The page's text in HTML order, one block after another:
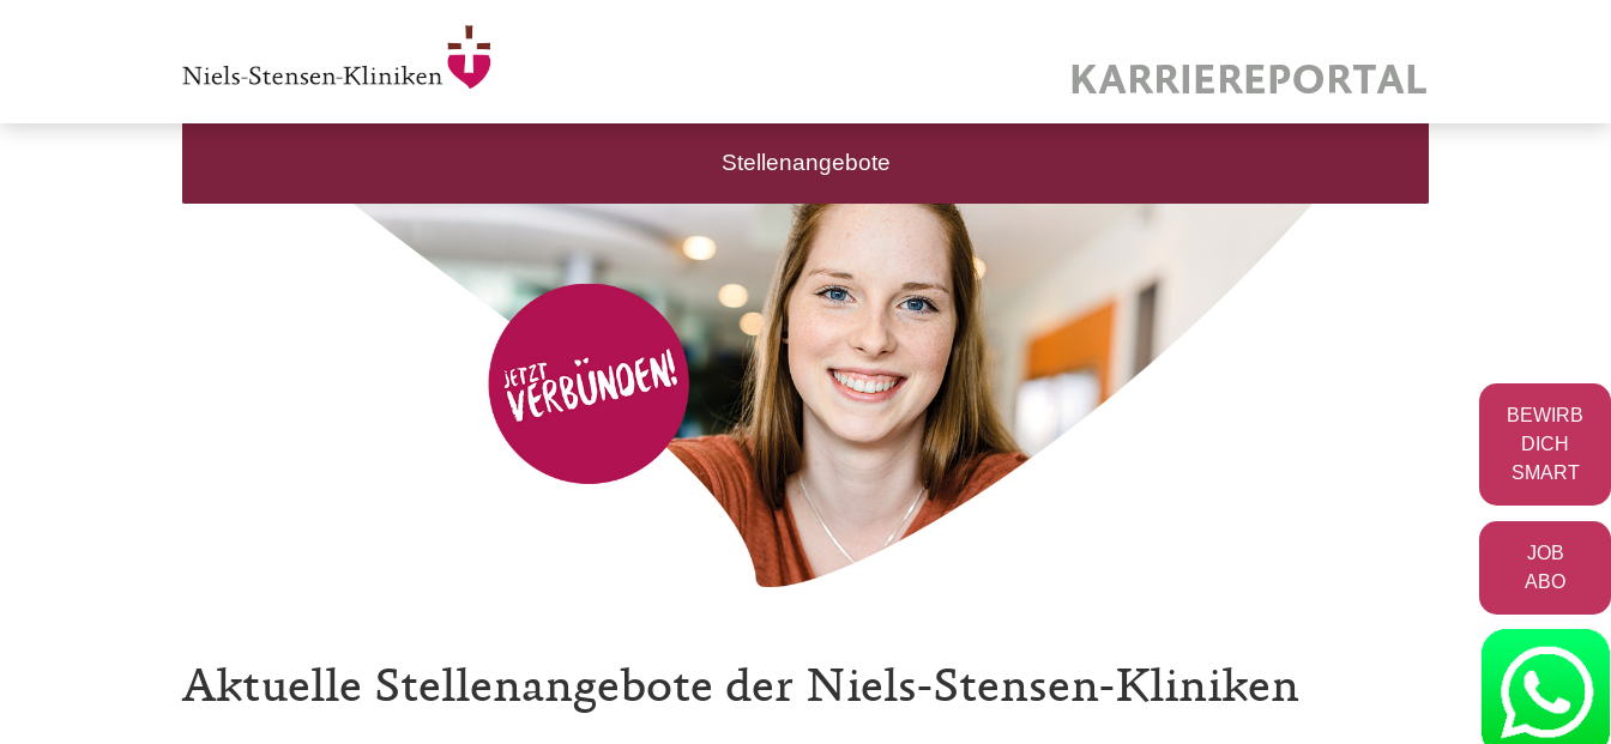
Stellenangebote
Aktuelle Stellenangebote der Niels-Stensen-Kliniken
BEWIRB
DICH
SMART
JOB
ABO